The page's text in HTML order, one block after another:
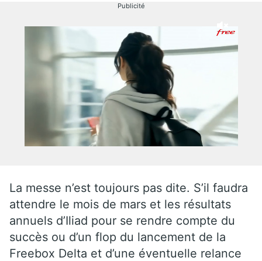
Publicité
La messe n’est toujours pas dite. S’il faudra
attendre le mois de mars et les résultats
annuels d’Iliad pour se rendre compte du
succès ou d’un flop du lancement de la
Freebox Delta et d’une éventuelle relance